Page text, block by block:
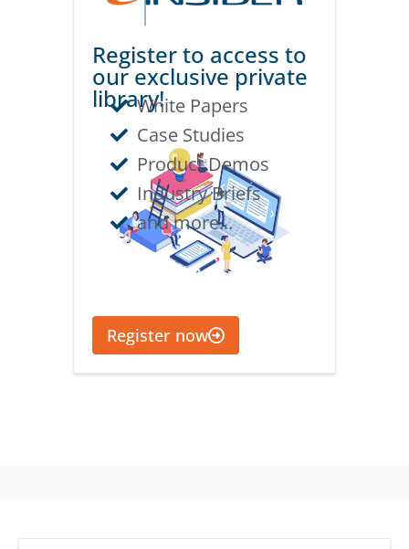
Register to access to
our exclusive private
library!White Papers
Case Studies
Product Demos
Industry Briefs
and more...
Register now